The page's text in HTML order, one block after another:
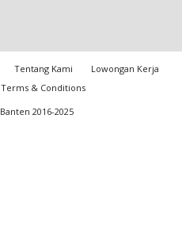
Tentang Kami
Lowongan Kerja
Terms & Conditions
2016-2025